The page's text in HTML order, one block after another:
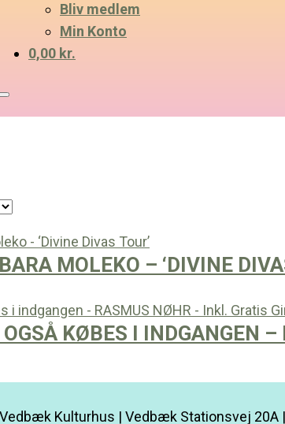
Bliv medlem
Min Konto
0,00 kr.
MOLEKO – ‘DIVINE
KØBES I INDGANGEN
Vedbæk Kulturhus | Vedbæk Stationsvej 20A